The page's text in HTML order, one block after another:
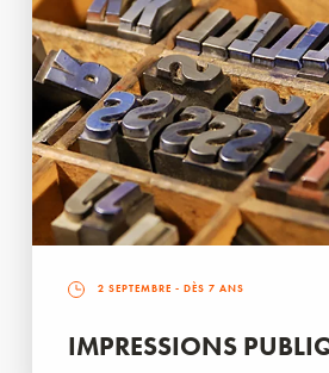
2 SEPTEMBRE - DÈS 7 ANS
IMPRESSIONS